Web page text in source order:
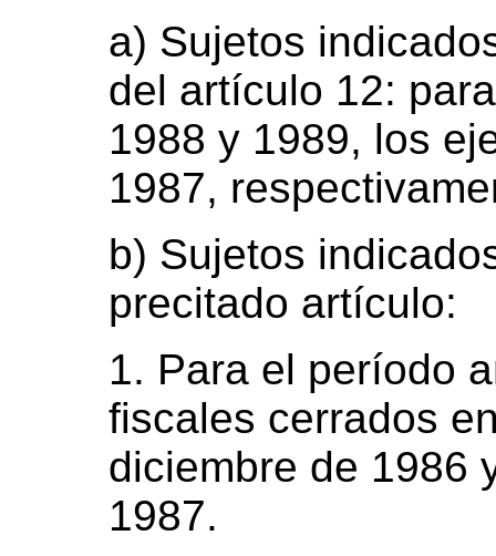
a) Sujetos
del artículo 12:
1988 y 1989, los
1987,
b) Sujetos
precitado artículo:
1. Para el período
fiscales cerrados
diciembre de 1986
1987.